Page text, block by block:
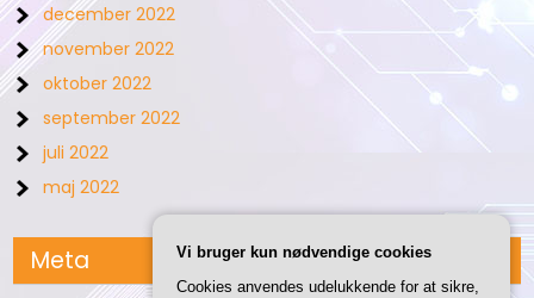
december 2022
november 2022
oktober 2022
september 2022
juli 2022
maj 2022
Meta
Vi bruger kun nødvendige cookies
Cookies anvendes udelukkende for at sikre,